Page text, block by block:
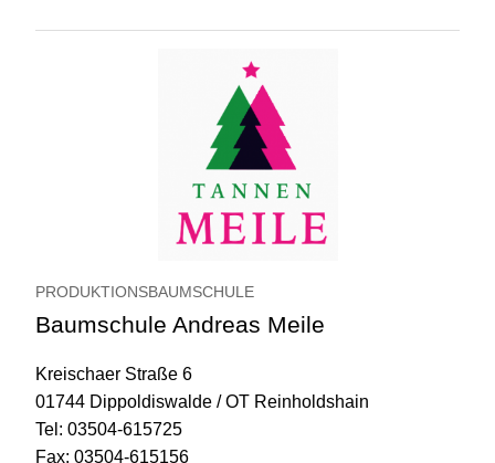
PRODUKTIONSBAUMSCHULE
Baumschule Andreas Meile
Kreischaer Straße 6
01744 Dippoldiswalde / OT Reinholdshain
Tel: 03504-615725
Fax: 03504-615156